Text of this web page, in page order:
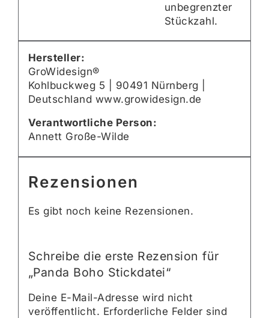
unbegrenzter
Stückzahl.
Hersteller:
GroWidesign®
Kohlbuckweg 5 | 90491 Nürnberg |
Deutschland www.growidesign.de
Verantwortliche Person:
Annett Große-Wilde
Rezensionen
Es gibt noch keine Rezensionen.
Schreibe die erste Rezension für
„Panda Boho Stickdatei“
Deine E-Mail-Adresse wird nicht
veröffentlicht. Erforderliche Felder sind